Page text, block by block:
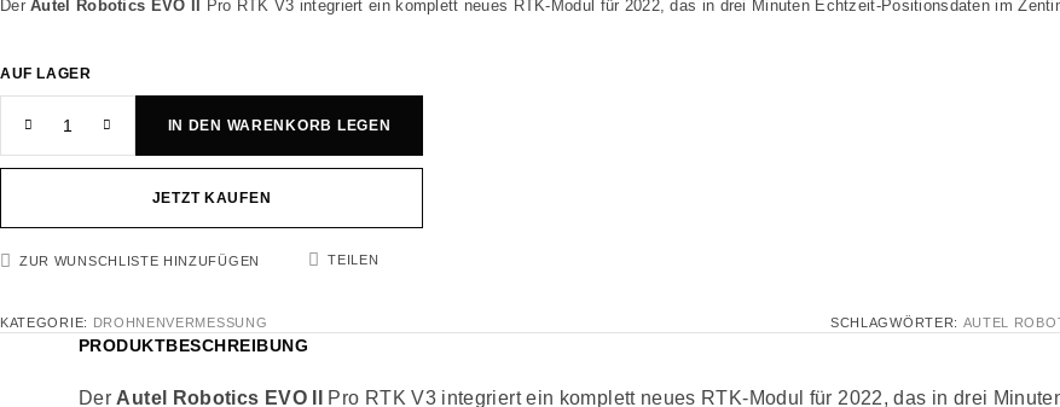
DerAutel Robotics EVO II Pro RTK V3 integriert ein komplett neues RTK-Modul für 2022, das in drei Minuten Echtzeit-Positionsdaten im
AUF LAGER
IN DEN WARENKORB LEGEN
JETZT KAUFEN
ZUR WUNSCHLISTE HINZUFÜGEN TEILEN
KATEGORIE: DROHNENVERMESSUNG SCHLAGWÖRTER: AUTEL
PRODUKTBESCHREIBUNG
Der Autel Robotics EVO II Pro RTK V3 integriert ein komplett neues RTK-Modul für 2022, das in drei